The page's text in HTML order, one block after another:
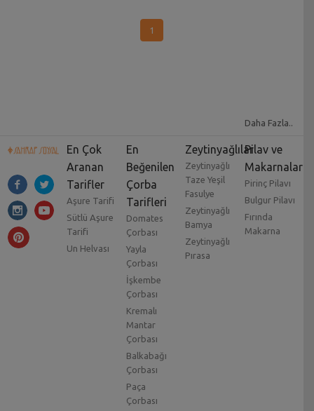
1
Daha Fazla..
En Çok
Aranan
Tarifler
Aşure Tarifi
Sütlü Aşure
Tarifi
Un Helvası
En
Beğenilen
Çorba
Tarifleri
Domates
Çorbası
Yayla
Çorbası
İşkembe
Çorbası
Kremalı
Mantar
Çorbası
Balkabağı
Çorbası
Paça
Çorbası
Zeytinyağlılar
Zeytinyağlı
Taze Yeşil
Fasulye
Zeytinyağlı
Bamya
Zeytinyağlı
Pırasa
Pilav ve
Makarnalar
Pirinç Pilavı
Bulgur Pilavı
Fırında
Makarna